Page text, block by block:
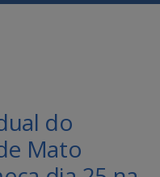
do
Mato